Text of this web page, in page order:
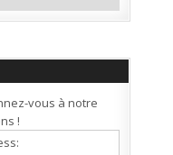
vous à notre
!